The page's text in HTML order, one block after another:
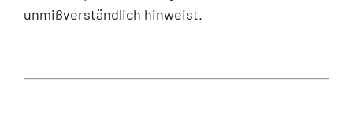
unmißverständlich hinweist.